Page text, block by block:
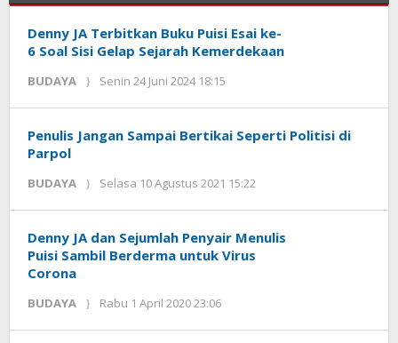
09:31
Jackson
Denny JA Terbitkan Buku Puisi Esai ke-
6 Soal Sisi Gelap Sejarah Kemerdekaan
BUDAYA Senin 24 Juni 2024 18:15
Penulis Jangan Sampai Bertikai Seperti Politisi di
Parpol
BUDAYA Selasa 10 Agustus 2021 15:22
Denny JA dan Sejumlah Penyair Menulis
Puisi Sambil Berderma untuk Virus
Corona
BUDAYA Rabu 1 April 2020 23:06